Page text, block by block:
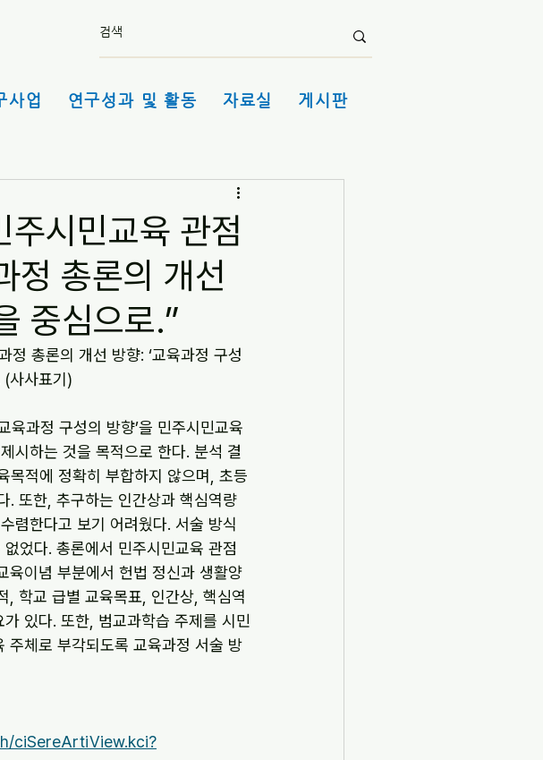
사업 연구성과 및 활동 자료실 게시판
시민교육 관점
정 총론의 개선
중심으로.”
총론의 개선 방향: ‘교육과정 구성
(사사표기)
과정 구성의 방향’을 민주시민교육
시하는 것을 목적으로 한다. 분석 결
목적에 정확히 부합하지 않으며, 초등
. 또한, 추구하는 인간상과 핵심역량
렴한다고 보기 어려웠다. 서술 방식
었다. 총론에서 민주시민교육 관점
육이념 부분에서 헌법 정신과 생활양
, 학교 급별 교육목표, 인간상, 핵심역
있다. 또한, 범교과학습 주제를 시민
주체로 부각되도록 교육과정 서술 방
ciSereArtiView.kci?